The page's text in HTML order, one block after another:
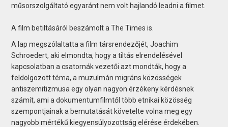
műsorszolgáltató egyaránt nem volt hajlandó leadni a filmet.
A film betiltásáról beszámolt a The Times is.
A lap megszólaltatta a film társrendezőjét, Joachim
Schroedert, aki elmondta, hogy a tiltás elrendelésével
kapcsolatban a csatornák vezetői azt mondták, hogy a
feldolgozott téma, a muzulmán migráns közösségek
antiszemitizmusa egy olyan nagyon érzékeny kérdésnek
számít, ami a dokumentumfilmtől több etnikai közösség
szempontjainak a bemutatását követelte volna meg egy
nagyobb mértékű kiegyensúlyozottság elérése érdekében.